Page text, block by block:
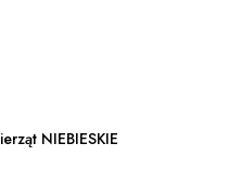
NIEBIESKIE